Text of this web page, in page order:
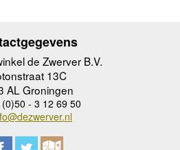
de Zwerver B.V.
13C
AL Groningen
(0)50 - 3 12 69 50